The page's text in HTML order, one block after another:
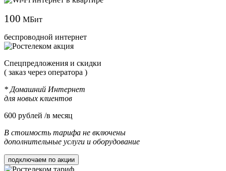
100 МБит
беспроводной интернет
Cпецпредложения и скидки
( заказ через оператора )
* Домашний Интернет
для новых клиентов
600 рублей /в месяц
В стоимость тарифа не включены
дополнительные услуги и оборудование
подключаем по акции